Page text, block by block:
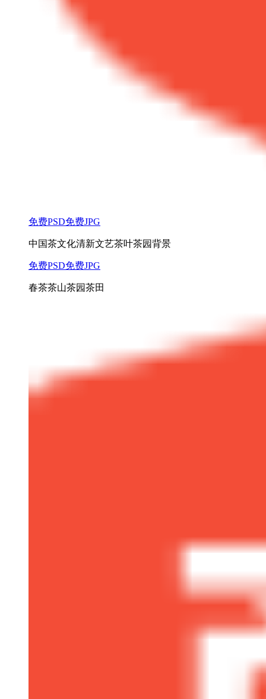
免费PSD免费JPG
中国茶文化清新文艺茶叶茶园背景
免费PSD免费JPG
春茶茶山茶园茶田